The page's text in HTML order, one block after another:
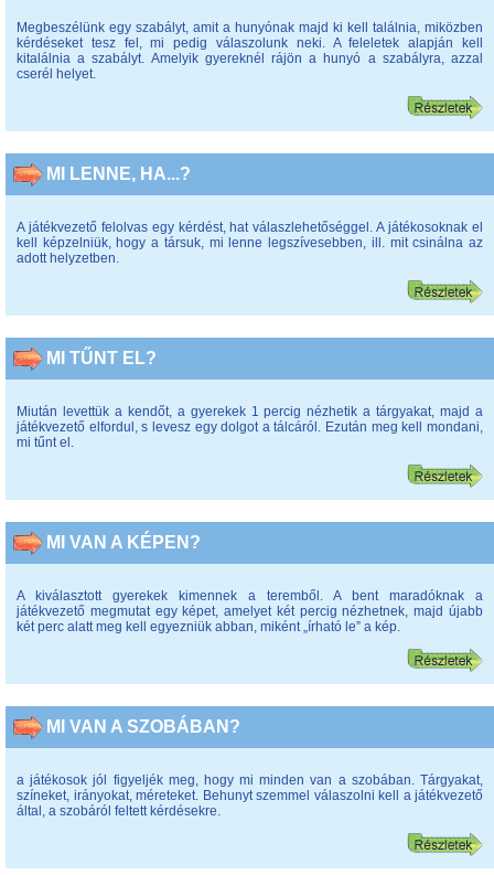
Megbeszélünk egy szabályt, amit a hunyónak majd ki kell találnia, miközben
kérdéseket tesz fel, mi pedig válaszolunk neki. A feleletek alapján kell
kitalálnia a szabályt. Amelyik gyereknél rájön a hunyó a szabályra, azzal
cserél helyet.
MI LENNE, HA...?
A játékvezető felolvas egy kérdést, hat válaszlehetőséggel. A játékosoknak el
kell képzelniük, hogy a társuk, mi lenne legszívesebben, ill. mit csinálna az
adott helyzetben.
MI TŰNT EL?
Miután levettük a kendőt, a gyerekek 1 percig nézhetik a tárgyakat, majd a
játékvezető elfordul, s levesz egy dolgot a tálcáról. Ezután meg kell mondani,
mi tűnt el.
MI VAN A KÉPEN?
A kiválasztott gyerekek kimennek a teremből. A bent maradóknak a
játékvezető megmutat egy képet, amelyet két percig nézhetnek, majd újabb
két perc alatt meg kell egyezniük abban, miként „írható le” a kép.
MI VAN A SZOBÁBAN?
a játékosok jól figyeljék meg, hogy mi minden van a szobában. Tárgyakat,
színeket, irányokat, méreteket. Behunyt szemmel válaszolni kell a játékvezető
által, a szobáról feltett kérdésekre.